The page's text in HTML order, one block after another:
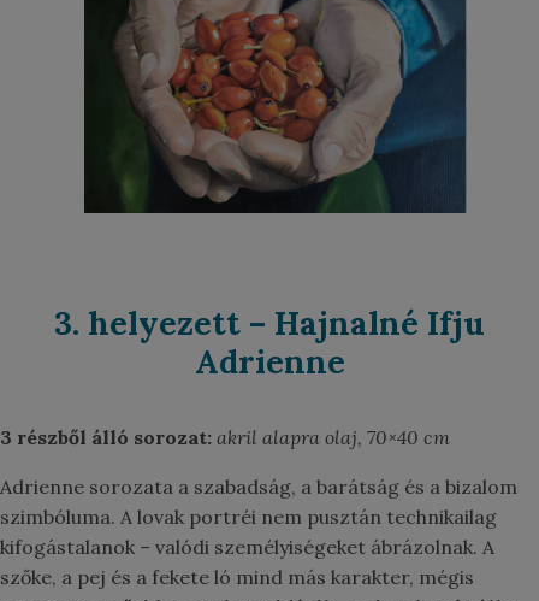
3. helyezett – Hajnalné Ifju
Adrienne
3 részből álló sorozat: akril alapra olaj, 70×40 cm
Adrienne sorozata a szabadság, a barátság és a bizalom
szimbóluma. A lovak portréi nem pusztán technikailag
kifogástalanok – valódi személyiségeket ábrázolnak. A
szőke, a pej és a fekete ló mind más karakter, mégis